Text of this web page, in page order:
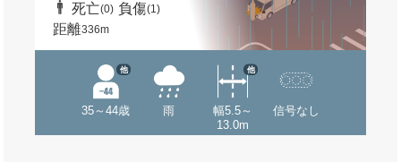
死亡(0) 負傷(1)
距離336m
35～44歳
他
雨
幅5.5～
13.0m
他
信号なし